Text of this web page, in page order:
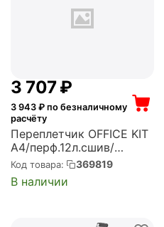
3 707₽
3 943 ₽ по безналичному
расчёту
Переплетчик OFFICE KIT
A4/перф.12л.сшив/
макс.450л./
пластик.пруж. (4.5-51мм)
(B2112N)
Код товара: 369819
В наличии